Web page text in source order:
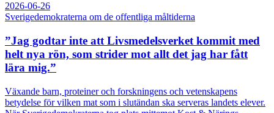
2026-06-26
Sverigedemokraterna om de offentliga måltiderna
”Jag godtar inte att Livsmedelsverket kommit med
helt nya rön, som strider mot allt det jag har fått
lära mig.”
Växande barn, proteiner och forskningens och vetenskapens
betydelse för vilken mat som i slutändan ska serveras landets elever.